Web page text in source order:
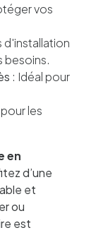
vos
d'installation
besoins.
: Idéal pour
les
en
d’une
et
ou
est